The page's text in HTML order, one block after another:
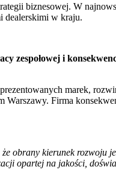
biznesowej. W
dealerskimi w kraju.
zespołowej i
marek,
Warszawy. Firma
obrany kierunek rozwoju
opartej na jakości,